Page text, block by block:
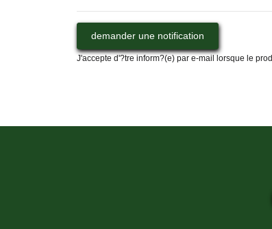
demander une notification
J'accepte d'?tre inform?(e) par e-mail lorsque le